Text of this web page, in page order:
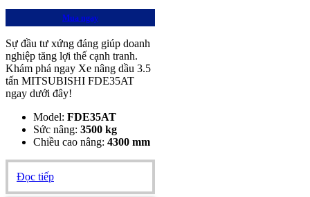
Mua ngay
Sự đầu tư xứng đáng giúp doanh
nghiệp tăng lợi thế cạnh tranh.
Khám phá ngay Xe nâng dầu 3.5
tấn MITSUBISHI FDE35AT
ngay dưới đây!
Model: FDE35AT
Sức nâng: 3500 kg
Chiều cao nâng: 4300 mm
Đọc tiếp